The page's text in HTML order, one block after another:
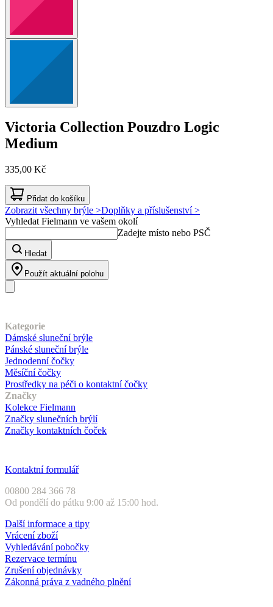
Victoria Collection Pouzdro Logic
Medium
335,00 Kč
Přidat do košíku
Zobrazit všechny brýle >Doplňky a příslušenství >
Vyhledat Fielmann ve vašem okolí
Zadejte místo nebo PSČ
Hledat
Použít aktuální polohu
Kategorie
Dámské sluneční brýle
Pánské sluneční brýle
Jednodenní čočky
Měsíční čočky
Prostředky na péči o kontaktní čočky
Značky
Kolekce Fielmann
Značky slunečních brýlí
Značky kontaktních čoček
Kontaktní formulář
00800 284 366 78
Od pondělí do pátku 9:00 až 15:00 hod.
Další informace a tipy
Vrácení zboží
Vyhledávání pobočky
Rezervace termínu
Zrušení objednávky
Zákonná práva z vadného plnění